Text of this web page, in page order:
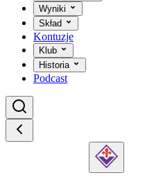
Wyniki
Skład
Kontuzje
Klub
Historia
Podcast